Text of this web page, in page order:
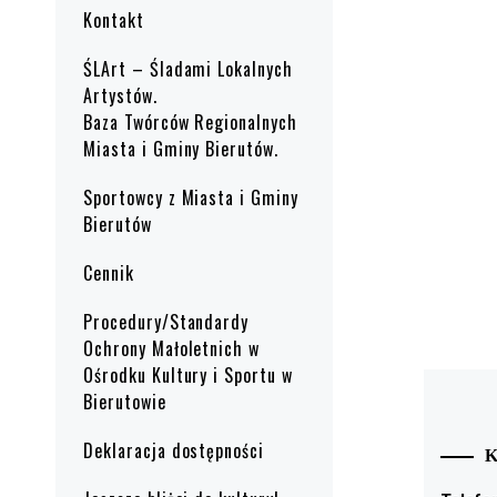
Kontakt
ŚLArt – Śladami Lokalnych
Artystów.
Baza Twórców Regionalnych
Miasta i Gminy Bierutów.
Sportowcy z Miasta i Gminy
Bierutów
Cennik
Procedury/Standardy
Ochrony Małoletnich w
Ośrodku Kultury i Sportu w
Bierutowie
Deklaracja dostępności